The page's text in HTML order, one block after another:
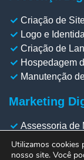
Criação de
Logo e
Criação de
Hospedagem
Manutenção
Marketing
Assessoria de
Gestão de
Gestão de
Utilizamos cookies
nosso site. Você